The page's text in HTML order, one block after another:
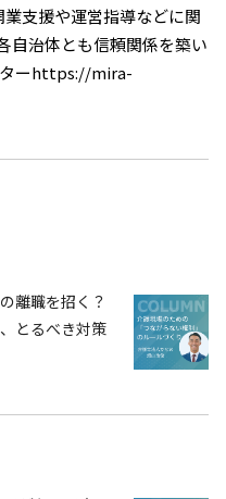
支援や運営指導などに関
自治体とも信頼関係を築い
ターhttps://mira-
離職を招く？
とるべき対策